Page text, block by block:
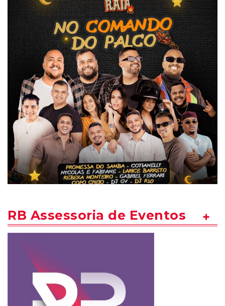
RB Assessoria de Eventos